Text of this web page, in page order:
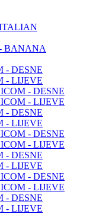
BANANA
- DESNE
- LIJEVE
- DESNE
- LIJEVE
- DESNE
- LIJEVE
- DESNE
- LIJEVE
- DESNE
- LIJEVE
- DESNE
- LIJEVE
- DESNE
- LIJEVE